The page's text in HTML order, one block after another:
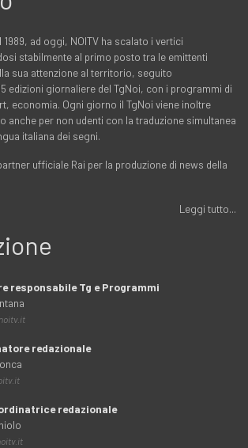
ad oggi, NOITV ha scalato i vertici
stabilmente al primo posto tra le emittenti
sua attenzione al territorio, seguito
edizioni giornaliere del TgNoi, con i programmi di
economia. Ogni giorno il TgNoi viene inoltre
anche per non udenti con la traduzione simultanea
italiana dei segni.
ufficiale Rai per la produzione di news della
Leggi tutto...
responsabile Tg e Programmi
redazionale
redazionale